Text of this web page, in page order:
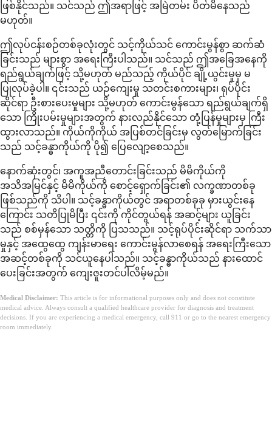
ဖြစ်နိုင်သည်။ သင်သည် ဤအရာဖြင့် အမြဲတမ်း ပိတ်မိနေသည်
မဟုတ်။
ဤလုပ်ငန်းစဉ်တစ်ခုလုံးတွင် သင့်ကိုယ်သင် ကောင်းမွန်စွာ ဆက်ဆံ
ခြင်းသည် များစွာ အရေးကြီးပါသည်။ သင်သည် ဤအခြေအနေကို
ရည်ရွယ်ချက်ဖြင့် သို့မဟုတ် မည်သည့် ကိုယ်ပိုင် ချို့ယွင်းမှုမှ မ
ပြုလုပ်ခဲ့ပါ။ ၎င်းသည် ယဉ်ကျေးမှု သတင်းစကားများ၊ ရုပ်ပိုင်း
ဆိုင်ရာ ဦးစားပေးမှုများ သို့မဟုတ် ကောင်းမွန်သော ရည်ရွယ်ချက်ရှိ
သော ကြိုးပမ်းမှုများအတွက် နားလည်နိုင်သော တုံ့ပြန်မှုများမှ ကြီး
ထွားလာသည်။ ကိုယ်ကိုကိုယ် အပြစ်တင်ခြင်းမှ လွတ်မြောက်ခြင်း
သည် သင့်ခန္ဓာကိုယ်ကို ပို၍ ပြေလျော့စေသည်။
နောက်ဆုံးတွင်၊ အကူအညီတောင်းခြင်းသည် မိမိကိုယ်ကို
အသိအမြင်နှင့် မိမိကိုယ်ကို စောင့်ရှောက်ခြင်း၏ လက္ခဏာတစ်ခု
ဖြစ်သည်ကို သိပါ။ သင့်ခန္ဓာကိုယ်တွင် အရာတစ်ခုခု မှားယွင်းနေ
ကြောင်း သတိပြုမိပြီး ၎င်းကို ကိုင်တွယ်ရန် အဆင့်များ ယူခြင်း
သည် စစ်မှန်သော သတ္တိကို ပြသသည်။ သင့်ရုပ်ပိုင်းဆိုင်ရာ သက်သာ
မှုနှင့် အထွေထွေ ကျန်းမာရေး ကောင်းမွန်လာစေရန် အရေးကြီးသော
အဆင့်တစ်ခုကို သင်ယူနေပါသည်။ သင့်ခန္ဓာကိုယ်သည် နားထောင်
ပေးခြင်းအတွက် ကျေးဇူးတင်ပါလိမ့်မည်။
Medical Disclaimer: This article is for informational purposes only and does not constitute
medical advice. Always consult a qualified healthcare provider for diagnosis and treatment
decisions. If you are experiencing a medical emergency, call 911 or go to the nearest emergency
room immediately.